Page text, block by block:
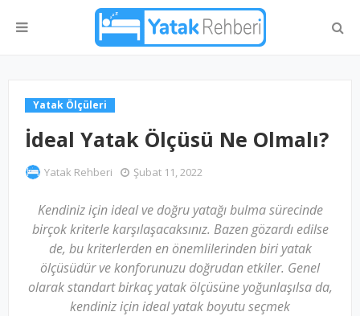
Yatak Ölçüleri
İdeal Yatak Ölçüsü Ne Olmalı?
Yatak Rehberi Şubat 11, 2022
Kendiniz için ideal ve doğru yatağı bulma sürecinde
birçok kriterle karşılaşacaksınız. Bazen gözardı edilse
de, bu kriterlerden en önemlilerinden biri yatak
ölçüsüdür ve konforunuzu doğrudan etkiler. Genel
olarak standart birkaç yatak ölçüsüne yoğunlaşılsa da,
kendiniz için ideal yatak boyutu seçmek